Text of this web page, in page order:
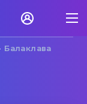
Балаклава